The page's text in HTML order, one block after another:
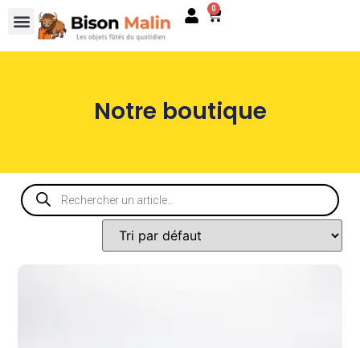
0
Notre boutique